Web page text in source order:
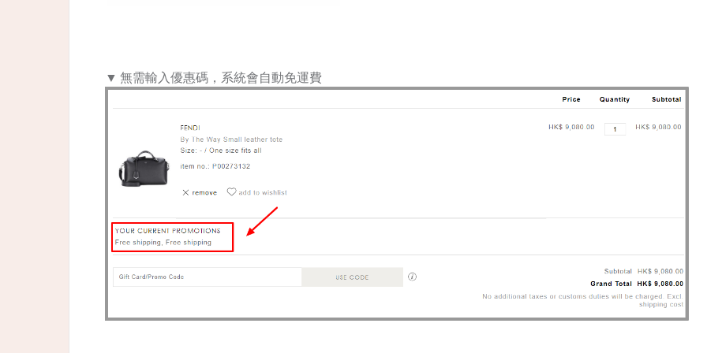
▼ 無需輸入優惠碼，系統會自動免運費